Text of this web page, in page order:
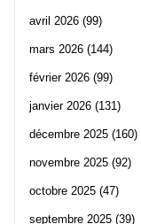
avril 2026 (99)
mars 2026 (144)
février 2026 (99)
janvier 2026 (131)
décembre 2025 (160)
novembre 2025 (92)
octobre 2025 (47)
septembre 2025 (39)